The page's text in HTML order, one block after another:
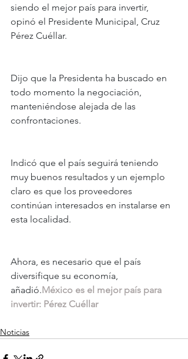
siendo el mejor país para invertir,
opinó el Presidente Municipal, Cruz
Pérez Cuéllar.
Dijo que la Presidenta ha buscado en
todo momento la negociación,
manteniéndose alejada de las
confrontaciones.
Indicó que el país seguirá teniendo
muy buenos resultados y un ejemplo
claro es que los proveedores
continúan interesados en instalarse en
esta localidad.
Ahora, es necesario que el país
diversifique su economía,
añadió.México es el mejor país para
invertir: Pérez Cuéllar
Noticias